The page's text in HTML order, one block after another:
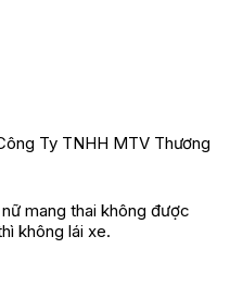
Ty TNHH MTV Thương
mang thai không được
không lái xe.